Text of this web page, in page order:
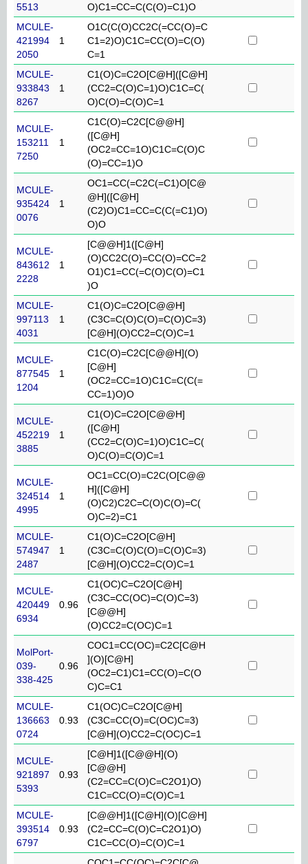
5513
O)C1=CC=C(C(O)=C1)O
MCULE-
421994
2050
1
O1C(C(O)CC2C(=CC(O)=C
C1=2)O)C1C=CC(O)=C(O)
C=1
MCULE-
933843
8267
1
C1(O)C=C2O[C@H]([C@H]
(CC2=C(O)C=1)O)C1C=C(
O)C(O)=C(O)C=1
MCULE-
153211
7250
1
C1C(O)=C2C[C@@H]
([C@H]
(OC2=CC=1O)C1C=C(O)C
(O)=CC=1)O
MCULE-
935424
0076
1
OC1=CC(=C2C(=C1)O[C@
@H]([C@H]
(C2)O)C1=CC=C(C(=C1)O)
O)O
MCULE-
843612
2228
1
[C@@H]1([C@H]
(O)CC2C(O)=CC(O)=CC=2
O1)C1=CC(=C(O)C(O)=C1
)O
MCULE-
997113
4031
1
C1(O)C=C2O[C@@H]
(C3C=C(O)C(O)=C(O)C=3)
[C@H](O)CC2=C(O)C=1
MCULE-
877545
1204
1
C1C(O)=C2C[C@@H](O)
[C@H]
(OC2=CC=1O)C1C=C(C(=
CC=1)O)O
MCULE-
452219
3885
1
C1(O)C=C2O[C@@H]
([C@H]
(CC2=C(O)C=1)O)C1C=C(
O)C(O)=C(O)C=1
MCULE-
324514
4995
1
OC1=CC(O)=C2C(O[C@@
H]([C@H]
(O)C2)C2C=C(O)C(O)=C(
O)C=2)=C1
MCULE-
574947
2487
1
C1(O)C=C2O[C@H]
(C3C=C(O)C(O)=C(O)C=3)
[C@H](O)CC2=C(O)C=1
MCULE-
420449
6934
0.96
C1(OC)C=C2O[C@H]
(C3C=CC(OC)=C(O)C=3)
[C@@H]
(O)CC2=C(OC)C=1
MolPort-
039-
338-425
0.96
COC1=CC(OC)=C2C[C@H
](O)[C@H]
(OC2=C1)C1=CC(O)=C(O
C)C=C1
MCULE-
136663
0724
0.93
C1(OC)C=C2O[C@H]
(C3C=CC(O)=C(OC)C=3)
[C@H](O)CC2=C(OC)C=1
MCULE-
921897
5393
0.93
[C@H]1([C@@H](O)
[C@@H]
(C2=CC=C(O)C=C2O1)O)
C1C=CC(O)=C(O)C=1
MCULE-
393514
6797
0.93
[C@@H]1([C@H](O)[C@H]
(C2=CC=C(O)C=C2O1)O)
C1C=CC(O)=C(O)C=1